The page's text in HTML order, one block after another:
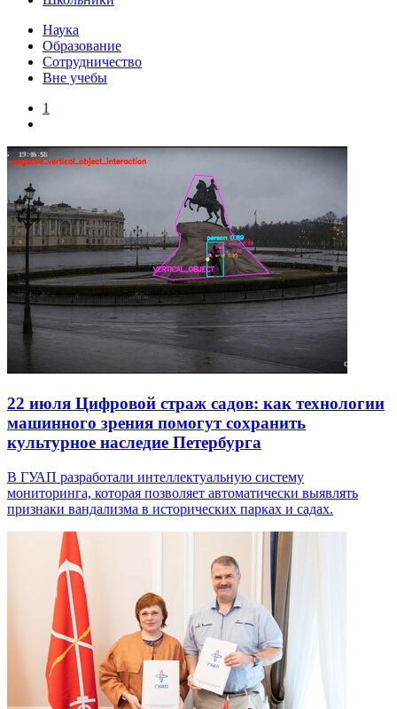
Наука
Образование
Сотрудничество
Вне учебы
1
22 июля Цифровой страж садов: как технологии
машинного зрения помогут сохранить
культурное наследие Петербурга
В ГУАП разработали интеллектуальную систему
мониторинга, которая позволяет автоматически выявлять
признаки вандализма в исторических парках и садах.